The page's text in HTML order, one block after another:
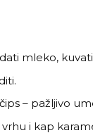
mleko,
– pažljivo
i kap